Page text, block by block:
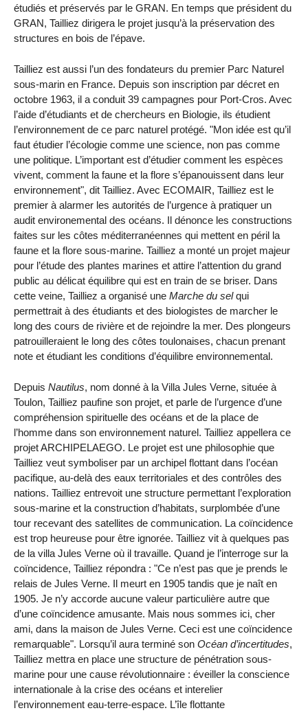
étudiés et préservés par le GRAN. En temps que président du
GRAN, Tailliez dirigera le projet jusqu’à la préservation des
structures en bois de l’épave.
Tailliez est aussi l’un des fondateurs du premier Parc Naturel
sous-marin en France. Depuis son inscription par décret en
octobre 1963, il a conduit 39 campagnes pour Port-Cros. Avec
l’aide d’étudiants et de chercheurs en Biologie, ils étudient
l’environnement de ce parc naturel protégé. "Mon idée est qu’il
faut étudier l’écologie comme une science, non pas comme
une politique. L’important est d’étudier comment les espèces
vivent, comment la faune et la flore s’épanouissent dans leur
environnement", dit Tailliez. Avec ECOMAIR, Tailliez est le
premier à alarmer les autorités de l’urgence à pratiquer un
audit environemental des océans. Il dénonce les constructions
faites sur les côtes méditerranéennes qui mettent en péril la
faune et la flore sous-marine. Tailliez a monté un projet majeur
pour l’étude des plantes marines et attire l’attention du grand
public au délicat équilibre qui est en train de se briser. Dans
cette veine, Tailliez a organisé une Marche du selqui
permettrait à des étudiants et des biologistes de marcher le
long des cours de rivière et de rejoindre la mer. Des plongeurs
patrouilleraient le long des côtes toulonaises, chacun prenant
note et étudiant les conditions d’équilibre environnemental.
Depuis Nautilus, nom donné à la Villa Jules Verne, située à
Toulon, Tailliez paufine son projet, et parle de l’urgence d’une
compréhension spirituelle des océans et de la place de
l’homme dans son environnement naturel. Tailliez appellera ce
projet ARCHIPELAEGO. Le projet est une philosophie que
Tailliez veut symboliser par un archipel flottant dans l’océan
pacifique, au-delà des eaux territoriales et des contrôles des
nations. Tailliez entrevoit une structure permettant l’exploration
sous-marine et la construction d’habitats, surplombée d’une
tour recevant des satellites de communication. La coïncidence
est trop heureuse pour être ignorée. Tailliez vit à quelques pas
de la villa Jules Verne où il travaille. Quand je l’interroge sur la
coïncidence, Tailliez répondra : "Ce n’est pas que je prends le
relais de Jules Verne. Il meurt en 1905 tandis que je naît en
1905. Je n’y accorde aucune valeur particulière autre que
d’une coïncidence amusante. Mais nous sommes ici, cher
ami, dans la maison de Jules Verne. Ceci est une coïncidence
remarquable". Lorsqu’il aura terminé son Océan d’incertitudes,
Tailliez mettra en place une structure de pénétration sous-
marine pour une cause révolutionnaire : éveiller la conscience
internationale à la crise des océans et interelier
l’environnement eau-terre-espace. L’île flottante